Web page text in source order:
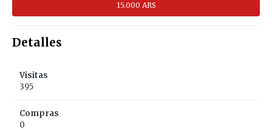
15.000 ARS
Detalles
Visitas
395
Compras
0